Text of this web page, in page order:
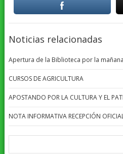
Noticias relacionadas
Apertura de la Biblioteca por la mañana
CURSOS DE AGRICULTURA
APOSTANDO POR LA CULTURA Y EL
NOTA INFORMATIVA RECEPCIÓN